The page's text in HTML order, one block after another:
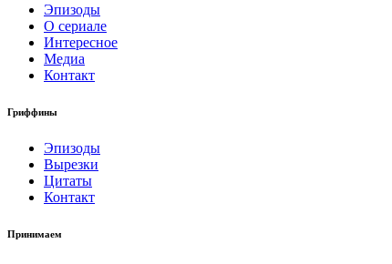
Эпизоды
О сериале
Интересное
Медиа
Контакт
Гриффины
Эпизоды
Вырезки
Цитаты
Контакт
Принимаем